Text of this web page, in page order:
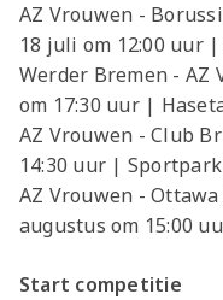
AZ Vrouwen -
18 juli om 12:00 uur
Werder Bremen - AZ
om 17:30 uur |
AZ Vrouwen - Club
14:30 uur |
AZ Vrouwen -
augustus om 15:00
Start competitie